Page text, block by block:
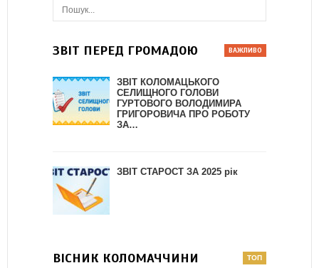
ЗВІТ ПЕРЕД ГРОМАДОЮ
ЗВІТ КОЛОМАЦЬКОГО
СЕЛИЩНОГО ГОЛОВИ
ГУРТОВОГО ВОЛОДИМИРА
ГРИГОРОВИЧА ПРО РОБОТУ
ЗА…
ЗВІТ СТАРОСТ ЗА 2025 рік
ВІСНИК КОЛОМАЧЧИНИ